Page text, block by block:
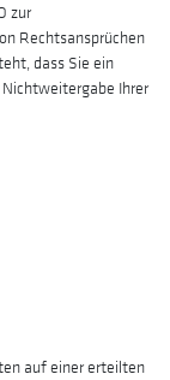
zur
Rechtsansprüchen
dass Sie ein
Ihrer
auf einer erteilten